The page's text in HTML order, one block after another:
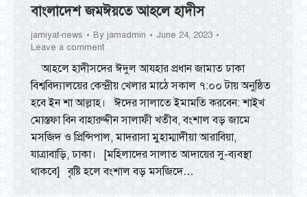
বাংলাদেশ জমঈয়তে আহলে হাদীস
jamiyat-news By jamadmin
June 24, 2023
Leave a comment
আহলে হাদীসদের ঈদুল আযহার প্রধান জামাত ঢাকা
বিশ্ববিদ্যালয়ের কেন্দ্রীয় খেলার মাঠে সকাল ৭:০০ টায় অনুষ্ঠিত
হবে ইন শা আল্লাহ। ঈদের সালাতে ইমামতি করবেন: শাইখ
মোস্তফা বিন বাহারুদ্দীন সালাফী খতীব, বংশাল বড় জামে
মসজিদ ও প্রিন্সিপাল, মাদরাসা মুহাম্মাদীয়া আরাবিয়া,
যাত্রাবাড়ি, ঢাকা। [মহিলাদের সালাত আদায়ের সু-ব্যবস্থা
থাকবে] বৃষ্টি হলে বংশাল বড় মসজিদে…